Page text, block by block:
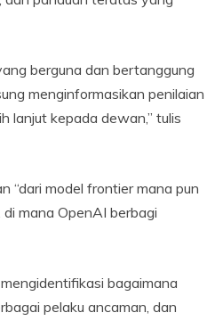
berguna dan bertanggung
menginformasikan penilaian
lanjut kepada dewan,” tulis
“dari model frontier mana pun
mana OpenAI berbagi
bagaimana
pelaku ancaman, dan